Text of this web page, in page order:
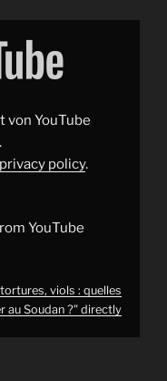
von YouTube
policy.
YouTube
viols : quelles
au Soudan ?" directly